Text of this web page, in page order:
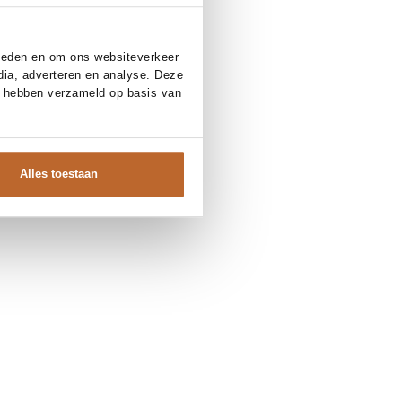
en om ons websiteverkeer
adverteren en analyse. Deze
verzameld op basis van
Alles toestaan